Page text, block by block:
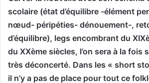
scolaire (état d’équilibre -élément
nœud- péripéties- dénouement-,
d’équilibre), legs encombrant du
du XXème siècles, l’on sera à la fois
très déconcerté. Dans les « short
il n’y a pas de place pour tout ce